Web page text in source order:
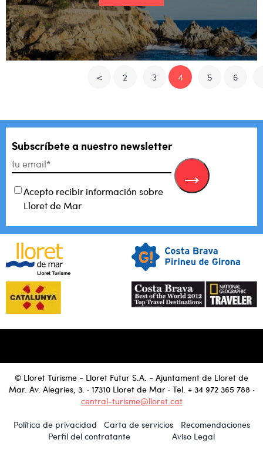
< 2 3 4 5 6
Subscríbete a nuestro newsletter
Acepto recibir información sobre
Lloret de Mar
© Lloret Turisme - Lloret Futur S.A. - Ajuntament de Lloret de
Mar. Av. Alegries, 3. · 17310 Lloret de Mar · Tel. + 34 972 365 788 ·
central-turisme@lloret.cat
Política de privacidad Carta de servicios
Recomendaciones
Perfil del contratante
Aviso Legal